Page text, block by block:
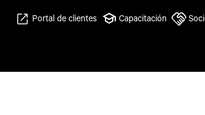
Portal de clientes Capacitación